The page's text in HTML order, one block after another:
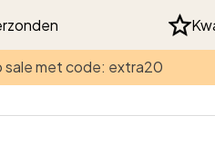
met code: extra20